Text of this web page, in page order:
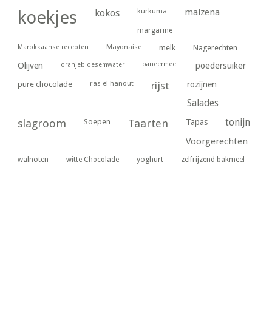
koekjes kokos kurkuma maizena
margarine
Marokkaanse recepten Mayonaise melk Nagerechten
Olijven oranjebloesemwater paneermeel poedersuiker
pure chocolade ras el hanout rijst rozijnen
Salades
slagroom Soepen Taarten Tapas tonijn
Voorgerechten
walnoten witte Chocolade yoghurt zelfrijzend bakmeel